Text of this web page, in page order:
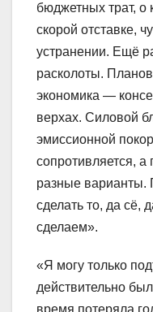
бюджетных трат, о
скорой отставке,
устранении. Ещё
расколоты.
экономика —
верхах. Силовой
эмиссионной
сопротивляется, а
разные варианты.
сделать то, да сё,
сделаем».
«Я могу только
действительно